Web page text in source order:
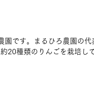
です。まるひろ農園の代
20種類のりんごを栽培し